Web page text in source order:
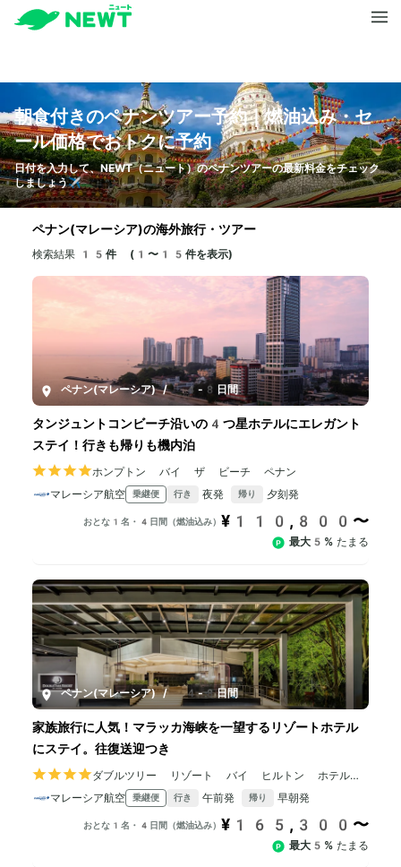
朝食付きのペナンツアー予約｜燃油込み・セ
ール価格でおトクに予約
日付を入力して、NEWT（ニュート）のペナンツアーの最新料金をチェック
しましょう✈️
ペナン(マレーシア)の海外旅行・ツアー
検索結果 15件 (1〜15件を表示)
ペナン(マレーシア) / 4-8日間
タンジュントコンビーチ沿いの4つ星ホテルにエレガント
ステイ！行きも帰りも機内泊
ホンプトン バイ ザ ビーチ ペナン
マレーシア航空
乗継便 行き 夜発 帰り 夕刻発
おとな1名・4日間（燃油込み） ¥110,800〜
最大5% たまる
ペナン(マレーシア) / 4-8日間
家族旅行に人気！マラッカ海峡を一望するリゾートホテル
にステイ。往復送迎つき
ダブルツリー リゾート バイ ヒルトン ホテル
ペナン
マレーシア航空 乗継便 行き 午前発 帰り 早朝発
おとな1名・4日間（燃油込み） ¥165,300〜
最大5% たまる